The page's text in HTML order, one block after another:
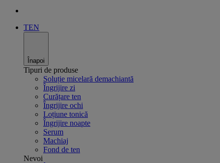
TEN
Înapoi
Tipuri de produse
Soluție micelară demachiantă
Îngrijire zi
Curățare ten
Îngrijire ochi
Loțiune tonică
Îngrijire noapte
Serum
Machiaj
Fond de ten
Nevoi